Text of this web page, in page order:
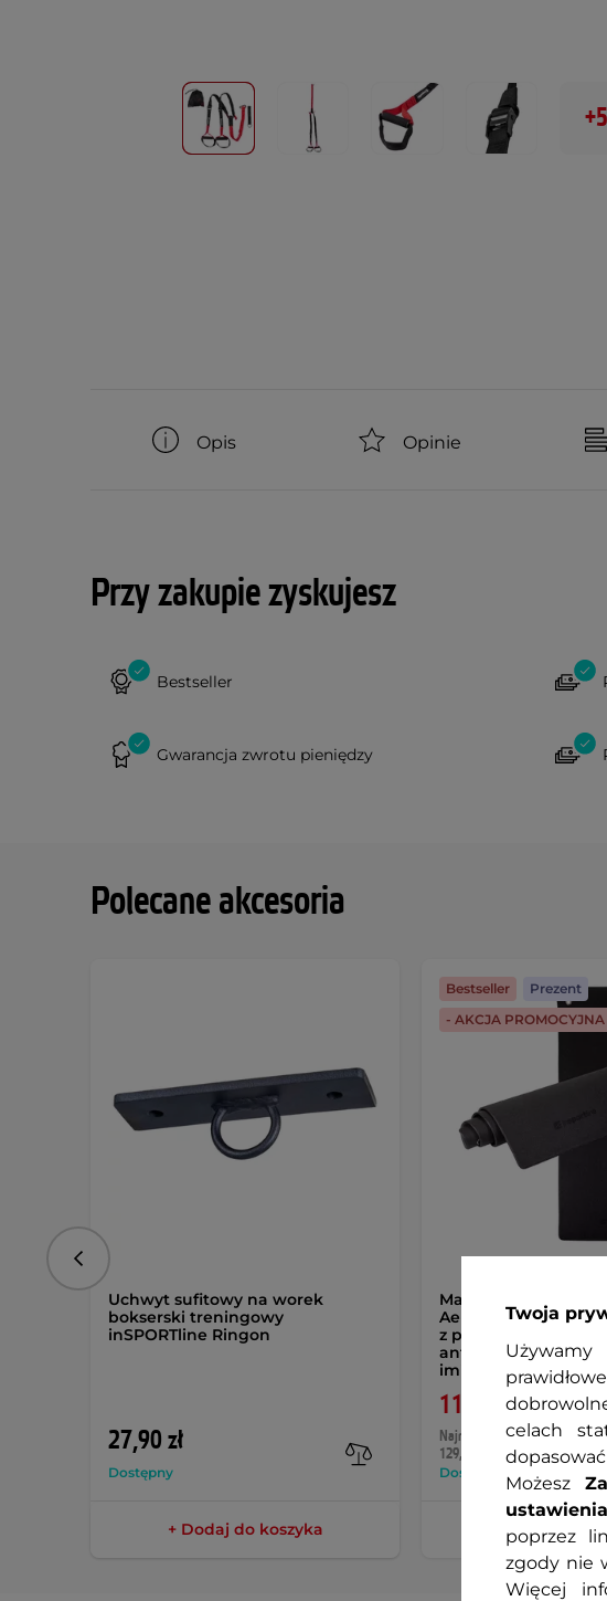
+5
Opis Opinie
Przy zakupie zyskujesz
Bestseller
Gwarancja zwrotu pieniędzy
Polecane akcesoria
Uchwyt sufitowy na worek
bokserski treningowy
inSPORTline Ringon
27,90 zł
Dostępny
+ Dodaj do koszyka
Mata do ćwiczeń
Aero Advance
z pamięcią ∙ 9 mm ∙
antypoślizgowa ∙
imitacja skóry
119,90 zł 129,90 zł
Najniższa cena z 30 dni przed
129,90 zł
Dostępny
Bestseller
Prezent
- AKCJA PROMOCYJNA
+ Dodaj do
Poprzedni
Twoja
celach
Możesz
ustawienia
poprzez
zgody nie
Więcej